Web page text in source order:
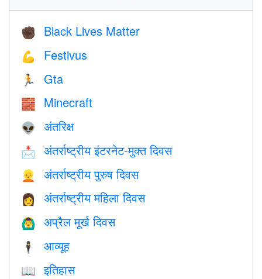
✊🏿 Black Lives Matter
💪 Festivus
🏃 Gta
🧱 Minecraft
👽 अंतरिक्ष
📩 अंतर्राष्ट्रीय इंटरनेट-मुक्त दिवस
👱 अंतर्राष्ट्रीय पुरुष दिवस
👩 अंतर्राष्ट्रीय महिला दिवस
🙆‍♂️ अप्रैल मूर्ख दिवस
🕴️ आव्यूह
📖 इतिहास